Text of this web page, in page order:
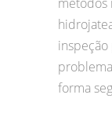
forma